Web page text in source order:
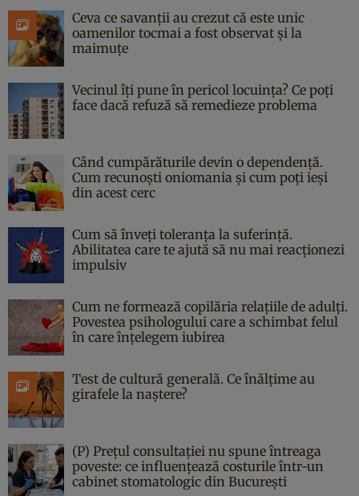
Ceva ce savanții au crezut că este unic
oamenilor tocmai a fost observat și la
maimuțe
Vecinul îți pune în pericol locuința? Ce poți
face dacă refuză să remedieze problema
Când cumpărăturile devin o dependență.
Cum recunoști oniomania și cum poți ieși
din acest cerc
Cum să înveți toleranța la suferință.
Abilitatea care te ajută să nu mai reacționezi
impulsiv
Cum ne formează copilăria relațiile de adulți.
Povestea psihologului care a schimbat felul
în care înțelegem iubirea
Test de cultură generală. Ce înălțime au
girafele la naștere?
(P) Prețul consultației nu spune întreaga
poveste: ce influențează costurile într-un
cabinet stomatologic din București